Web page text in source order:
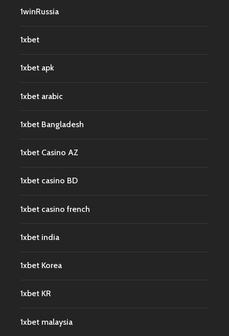
1winRussia
1xbet
1xbet apk
1xbet arabic
1xbet Bangladesh
1xbet Casino AZ
1xbet casino BD
1xbet casino french
1xbet india
1xbet Korea
1xbet KR
1xbet malaysia